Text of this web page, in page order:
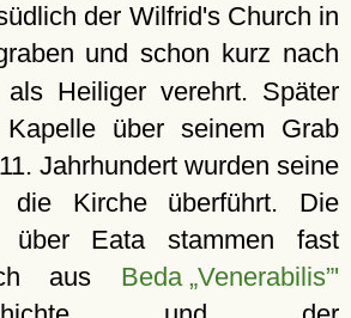
der Wilfrid's Church in
und schon kurz nach
als Heiliger verehrt. Später
über seinem Grab
Jahrhundert wurden seine
Kirche überführt. Die
über Eata stammen fast
aus Beda „Venerabilis”'